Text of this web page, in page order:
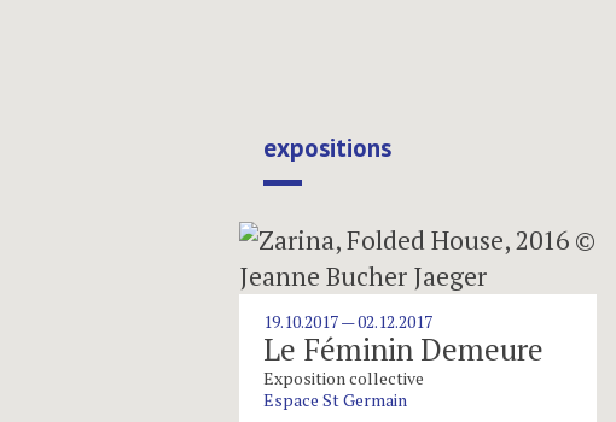
expositions
19.10.2017 — 02.12.2017
Le Féminin Demeure
Exposition collective
Espace St Germain